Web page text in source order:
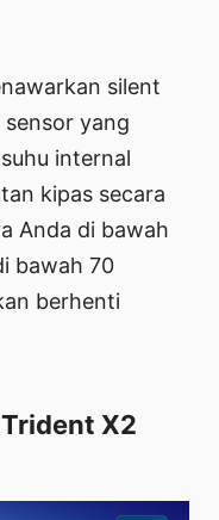
silent
yang
internal
kipas secara
Anda di bawah
bawah 70
berhenti
X2